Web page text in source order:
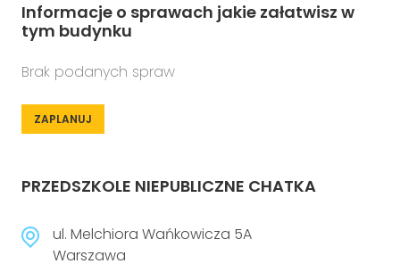
Informacje o sprawach jakie załatwisz w
tym budynku
Brak podanych spraw
ZAPLANUJ
PRZEDSZKOLE NIEPUBLICZNE CHATKA
ul. Melchiora Wańkowicza 5A
Warszawa